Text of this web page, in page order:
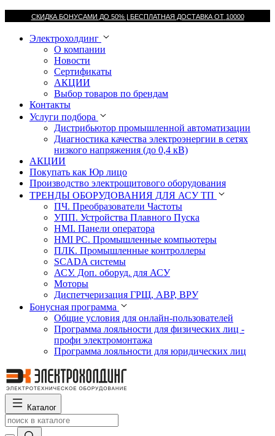
СКИДКА БОНУСАМИ ДО 50% | БЕСПЛАТНАЯ ДОСТАВКА ОТ 10000
Электрохолдинг
О компании
Новости
Сертификаты
АКЦИИ
Выбор товаров по брендам
Контакты
Услуги подбора
Дистрибьютор промышленной автоматизации
Диагностика качества электроэнергии в сетях
низкого напряжения (до 0,4 кВ)
АКЦИИ
Покупать как Юр лицо
Производство электрощитового оборудования
ТРЕНДЫ ОБОРУДОВАНИЯ ДЛЯ АСУ ТП
ПЧ. Преобразователи Частоты
УПП. Устройства Плавного Пуска
HMI. Панели оператора
HMI РС. Промышленные компьютеры
ПЛК. Промышленные контроллеры
SCADA системы
АСУ. Доп. оборуд. для АСУ
Моторы
Диспетчеризация ГРЩ, АВР, ВРУ
Бонусная программа
Общие условия для онлайн-пользователей
Программа лояльности для физических лиц -
профи электромонтажа
Программа лояльности для юридических лиц
Каталог